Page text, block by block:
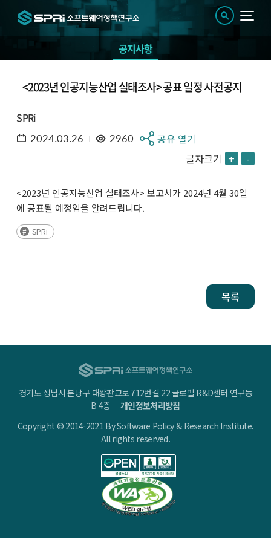
공지사항
<2023년 인공지능산업 실태조사> 공표 일정 사전공지
SPRi
2024.03.26 2960
공유 열기
글자크기 + -
<2023년 인공지능산업 실태조사> 보고서가 2024년 4월 30일
에 공표될 예정임을 알려드립니다.
SPRi
목록
경기도 성남시 분당구 대왕판교로 712번길 22 글로벌 R&D센터 연구동
B 4층개인정보처리방침
Copyright © 2014-2021 By Software Policy & Research Institute.
All rights reserved.